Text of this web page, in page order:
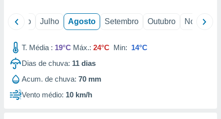
Junho Julho Agosto Setembro Outubro Novembro
T. Média : 19°C Máx.: 24°C Min: 14°C
Dias de chuva: 11 dias
Acum. de chuva: 70 mm
Vento médio: 10 km/h